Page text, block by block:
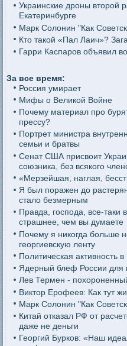
Украинские дроны второй
Екатеринбурге
Марк Солонин "Как
Кто такой «Пал Лаич»?
Гарри Каспаров объявил
За все время:
Россия умирает
Мифы о Великой Войне
Почему материал про
прессу?
Портрет министра
семьи и братвы
Сенат США присвоит
союзника, без всякого
«Мерзейшая, наглая,
Я был поражен до
стало безмерным
Правда, господа, все-таки
страшнее, чем вы думаете
Почему я никогда больше
георгиевскую ленту
Политическая активность
Ядерный блеф России для
Лев Термен -
Виктор Ерофеев: Как тут
Марк Солонин "Как
Китай отказал РФ от
даже не деньги
Георгий Бурков: «Наш